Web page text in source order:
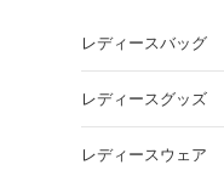
レディースバッグ
レディースグッズ
レディースウェア